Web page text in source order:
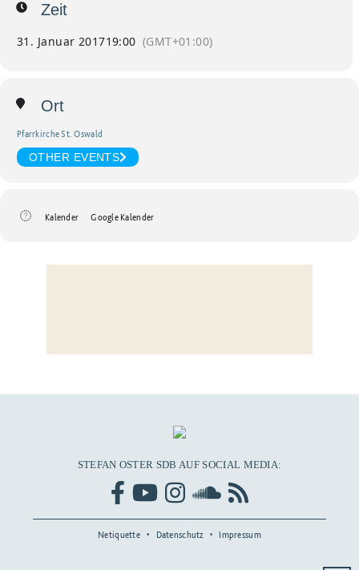
Zeit
31. Januar 201719:00 (GMT+01:00)
Ort
Pfarrkirche St. Oswald
OTHER EVENTS
Kalender Google Kalender
STEFAN OSTER SDB AUF SOCIAL MEDIA:
Netiquette Datenschutz Impressum